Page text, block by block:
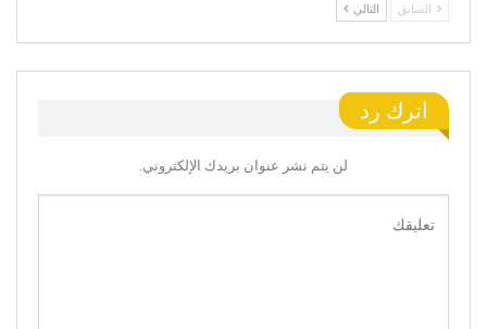
السابق التالي
اترك رد
لن يتم نشر عنوان بريدك الإلكتروني.